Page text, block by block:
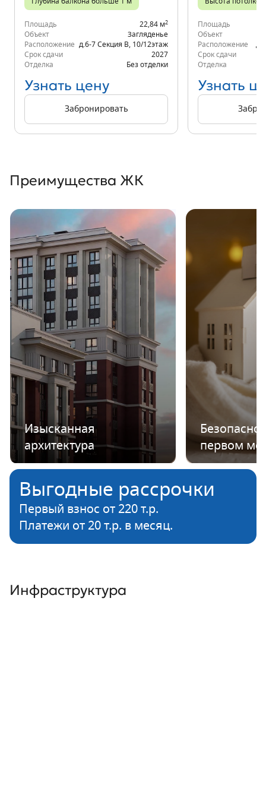
Площадь 22,84 м2
Объект
Загляденье
Расположение
д.6-7 Секция В 10/12этаж
Срок сдачи
2027
Отделка
Без отделки
Узнать цену
Забронировать
Площадь
Объект
Расположение
Срок сдачи
Отделка
Узнать
Преимущества ЖК
Изысканная
архитектура
первом
Выгодные рассрочки
Первый взнос от 220 т.р.
Платежи от 20 т.р. в месяц.
Инфраструктура